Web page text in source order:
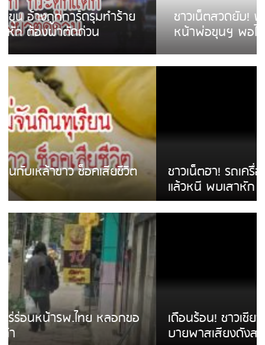
ชาวเน็ตสวดยับ! พบพม่าเร่ขายพวงมาลัย
หน้าพ่อขุนฯ พอไม่ซื้อเดินตาม
ชาวเน็ตฮา! รถเครื่องแม่สายชนป้ายร้านโลงศพ
แล้วหนี พบเสาหัก เบรคหัก หวิดได้ใช้บริการ
เดือนร้อน! ชาวเชียงรายบ่นรถ Isuzu สีขาวซิ่ง
บายพาสเสียงดังสร้างความรำคาญ